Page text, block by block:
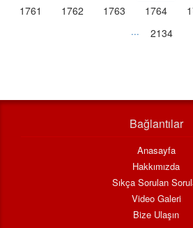
1761
1762 1763 1764
... 2134
Bağlantılar
Anasayfa
Hakkımızda
Sıkça Sorulan
Video Galeri
Bize Ulaşın